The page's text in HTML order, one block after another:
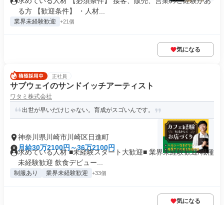
る方 【歓迎条件】 ・人材...
業界未経験歓迎 +21個
気になる
正社員
サブウェイのサンドイッチアーティスト
ワタミ株式会社
出世が早いだけじゃない。育成がスゴいんです。
神奈川県川崎市川崎区日進町
月給30万2100円～36万2100円
求めている人材 ■未経験スタート大歓迎■ 業界未経験歓迎/職種
未経験歓迎 飲食デビュー...
制服あり 業界未経験歓迎 +33個
気になる